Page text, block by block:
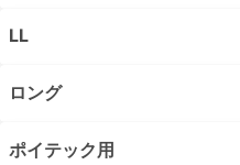
LL
ロング
ポイテック用